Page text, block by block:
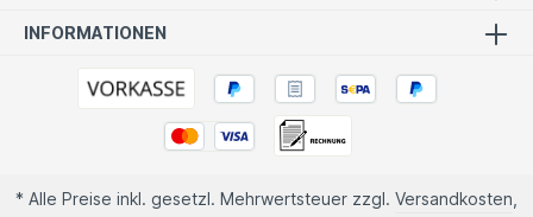
INFORMATIONEN
* Alle Preise inkl. gesetzl. Mehrwertsteuer zzgl. Versandkosten